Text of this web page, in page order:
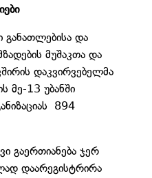
და
მუშაკთა და
დაკვირვებელმა
მე-13 უბანში
894
გაერთიანება ჯერ
დაარეგისტრირა